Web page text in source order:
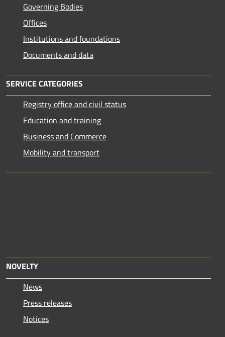
Governing Bodies
Offices
Institutions and foundations
Documents and data
SERVICE CATEGORIES
Registry office and civil status
Education and training
Business and Commerce
Mobility and transport
NOVELTY
News
Press releases
Notices